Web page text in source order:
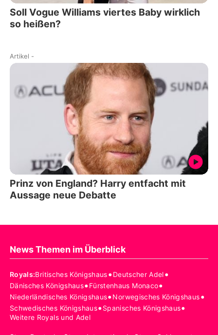
Soll Vogue Williams viertes Baby wirklich
so heißen?
Artikel -
Prinz von England? Harry entfacht mit
Aussage neue Debatte
News Themen im Überblick
Royals:Britisches Königshaus•Deutscher Adel•
Dänisches Königshaus•Fürstenhaus Monaco•
Niederländisches Königshaus•Norwegisches Königshaus•
Schwedisches Königshaus•Spanisches Königshaus•
Weitere Royals und Adel